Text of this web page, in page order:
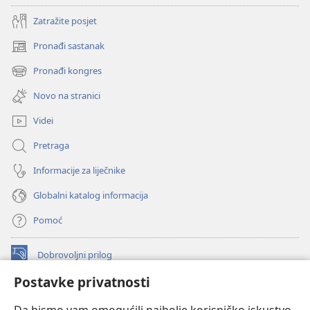
Postavke privatnosti
Zatražite posjet
Pronađi sastanak
(otvara
se
novi
prozor)
Pronađi kongres
(otvara
se
novi
prozor)
Novo na stranici
Videi
Pretraga
Informacije za liječnike
Globalni katalog informacija
Pomoć
Dobrovoljni prilog
(otvara
novi
INTERNETSKA BIBLIOTEKA Watchtower